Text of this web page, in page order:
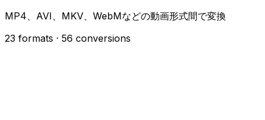
MP4、AVI、MKV、WebMなどの動画形式間で変換
23 formats · 56 conversions